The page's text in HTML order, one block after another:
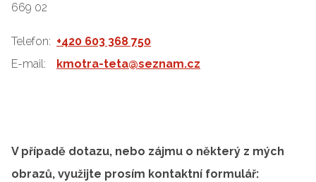
669 02
Telefon: +420 603 368 750
E-mail:
kmotra-teta@seznam.cz
V případě dotazu, nebo zájmu o některý z mých
obrazů, využijte prosím kontaktní formulář: